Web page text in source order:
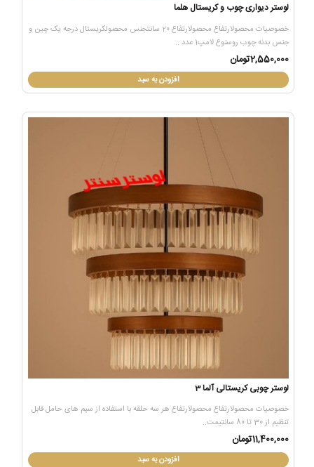
لوستر دیواری چوب و کریستال هلما
خصوصیات محصولارتفاع محصولارتفاع 20 سانتجنس محصولکریستال درجه یک چین و
جنس بدنه چوب روسنوع لامپ1 عدد ..
2,550,000تومان
افزودن به سبد
لوستر چوبی کریستالی آلما 3
خصوصیات محصولارتفاع محصولارتفاع هر سه حلقه با استفاده از سیم های حامل قابل
تنظیم از 30 تا 80 سانتیمت..
11,400,000تومان
افزودن به سبد